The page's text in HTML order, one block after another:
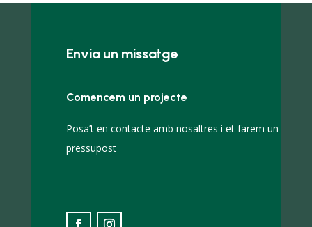
Envia un missatge
Comencem un projecte
Posa’t en contacte amb nosaltres i et farem un
pressupost